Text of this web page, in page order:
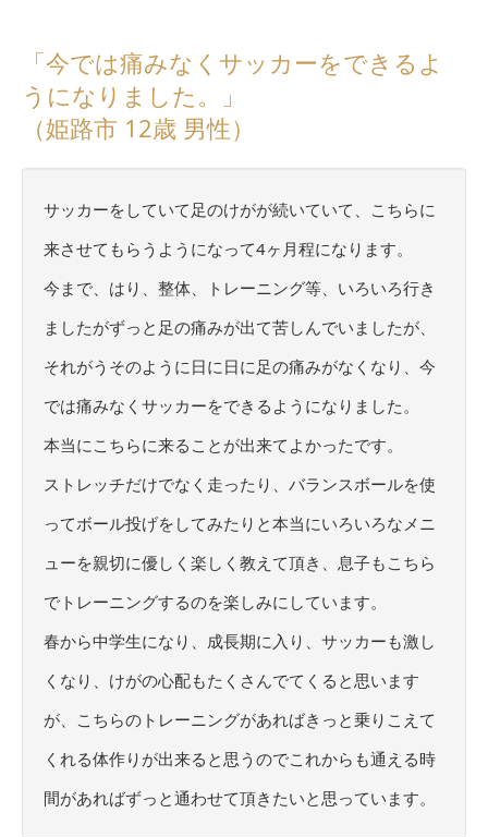
「今では痛みなくサッカーをできるよ
うになりました。」
（姫路市 12歳 男性）
サッカーをしていて足のけがが続いていて、こちらに
来させてもらうようになって4ヶ月程になります。
今まで、はり、整体、トレーニング等、いろいろ行き
ましたがずっと足の痛みが出て苦しんでいましたが、
それがうそのように日に日に足の痛みがなくなり、今
では痛みなくサッカーをできるようになりました。
本当にこちらに来ることが出来てよかったです。
ストレッチだけでなく走ったり、バランスボールを使
ってボール投げをしてみたりと本当にいろいろなメニ
ューを親切に優しく楽しく教えて頂き、息子もこちら
でトレーニングするのを楽しみにしています。
春から中学生になり、成長期に入り、サッカーも激し
くなり、けがの心配もたくさんでてくると思います
が、こちらのトレーニングがあればきっと乗りこえて
くれる体作りが出来ると思うのでこれからも通える時
間があればずっと通わせて頂きたいと思っています。